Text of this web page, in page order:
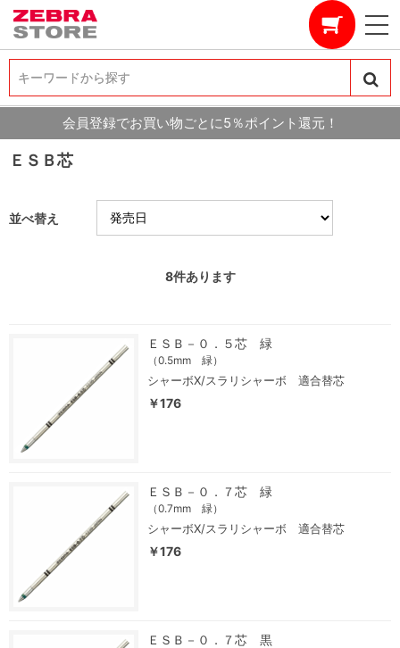
キーワードから探す
キーワードから探す
会員登録でお買い物ごとに5％ポイント還元！
ＥＳＢ芯
並べ替え
8件あります
ＥＳＢ－０．５芯 緑
（0.5mm 緑）
シャーボX/スラリシャーボ 適合替芯
￥176
ＥＳＢ－０．７芯 緑
（0.7mm 緑）
シャーボX/スラリシャーボ 適合替芯
￥176
ＥＳＢ－０．７芯 黒